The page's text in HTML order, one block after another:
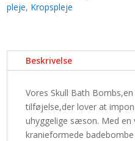
pleje, Kropspleje
Beskrivelse
Vores Skull Bath
tilføjelse,der lover at
uhyggelige sæson. Med
kranieformede